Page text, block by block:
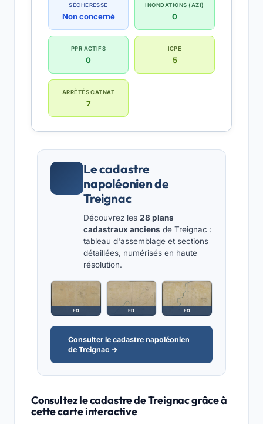
SÉCHERESSE
Non concerné
INONDATIONS (AZI)
0
PPR ACTIFS
0
ICPE
5
ARRÊTÉS CATNAT
7
Le cadastre
napoléonien de
Treignac
Découvrez les 28 plans
cadastraux anciens de Treignac :
tableau d'assemblage et sections
détaillées, numérisés en haute
résolution.
ED ED ED
Consulter le cadastre napoléonien
de Treignac →
Consultez le cadastre de Treignac grâce à
cette carte interactive